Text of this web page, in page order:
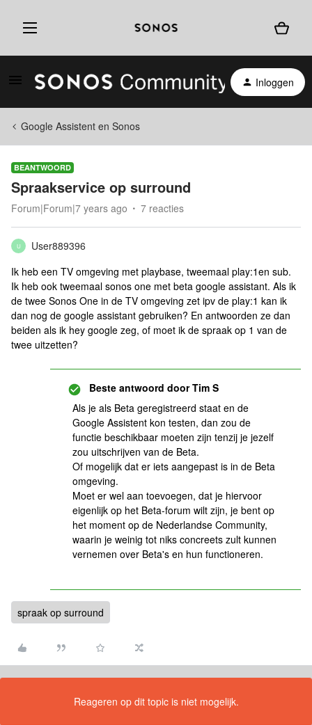
Inloggen
Google Assistent en Sonos
BEANTWOORD
Spraakservice op surround
Forum|Forum|7 years ago 7 reacties
U
User889396
Ik heb een TV omgeving met playbase, tweemaal play:1en sub.
Ik heb ook tweemaal sonos one met beta google assistant. Als ik
de twee Sonos One in de TV omgeving zet ipv de play:1 kan ik
dan nog de google assistant gebruiken? En antwoorden ze dan
beiden als ik hey google zeg, of moet ik de spraak op 1 van de
twee uitzetten?
Beste antwoord doorTim S
Als je als Beta geregistreerd staat en de
Google Assistent kon testen, dan zou de
functie beschikbaar moeten zijn tenzij je jezelf
zou uitschrijven van de Beta.
Of mogelijk dat er iets aangepast is in de Beta
omgeving.
Moet er wel aan toevoegen, dat je hiervoor
eigenlijk op het Beta-forum wilt zijn, je bent op
het moment op de Nederlandse Community,
waarin je weinig tot niks concreets zult kunnen
vernemen over Beta's en hun functioneren.
spraak op surround
Reageren op dit topic is niet mogelijk.